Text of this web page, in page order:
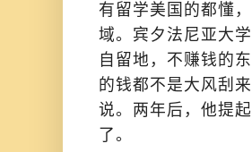
有留学美国的都懂
域。宾夕法尼亚大
自留地，不赚钱的
的钱都不是大风刮
说。两年后，他提
了。